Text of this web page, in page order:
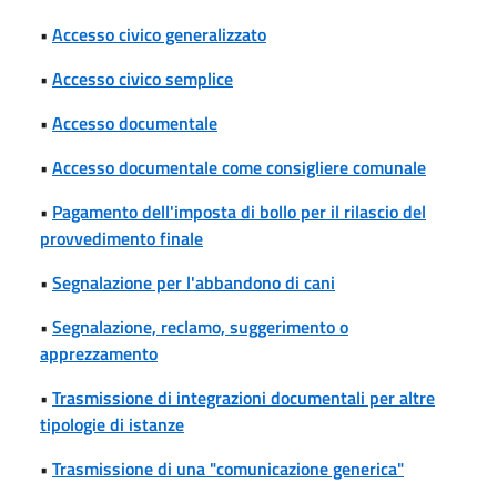
• Accesso civico generalizzato
• Accesso civico semplice
• Accesso documentale
• Accesso documentale come consigliere comunale
• Pagamento dell'imposta di bollo per il rilascio del
provvedimento finale
• Segnalazione per l'abbandono di cani
• Segnalazione, reclamo, suggerimento o
apprezzamento
• Trasmissione di integrazioni documentali per altre
tipologie di istanze
• Trasmissione di una "comunicazione generica"